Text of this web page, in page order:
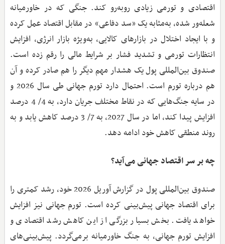
اقتصادی و تورمی زیادی روبه‌رو کند. جنگی که در خاورمیانه
شعله‌ور شده، به‌مثابه یک «سد دفاعی» در مقابل اقتصاد عمل کرده
و با ایجاد اختلال در بازارهای کالایی، به‌ویژه بازار انرژی، افزایش
انتظارات تورمی و تشدید فشار بر شرایط مالی را رقم زده است.
صندوق بین‌المللی پول یک هشدار مهم دیگر را هم صادر کرده و آن
هم درباره تورم است. احتمال دارد تورم جهانی طی سال 2026 و
در سایه جنگ‌هایی که در نقاط مختلف جریان دارد، به 4/ 4 درصد
افزایش پیدا کند، اما در سال 2027، به 7/ 3 درصد کاهش یابد و به
روند منطقی کاهش خود ادامه دهد.
چه بر سر اقتصاد جهانی می‌آید؟
صندوق بین‌المللی پول در گزارش آوریل 2026 خود، رشد کمتری را
برای اقتصاد جهانی پیش‌بینی کرده است. تورم جهانی نیز افزایش
خواهد یافت. بخش بسیار بزرگی از این کاهش رشد اقتصادی و
افزایش تورم جهانی، به جنگ خاورمیانه برمی‌گردد. پیش‌بینی‌های